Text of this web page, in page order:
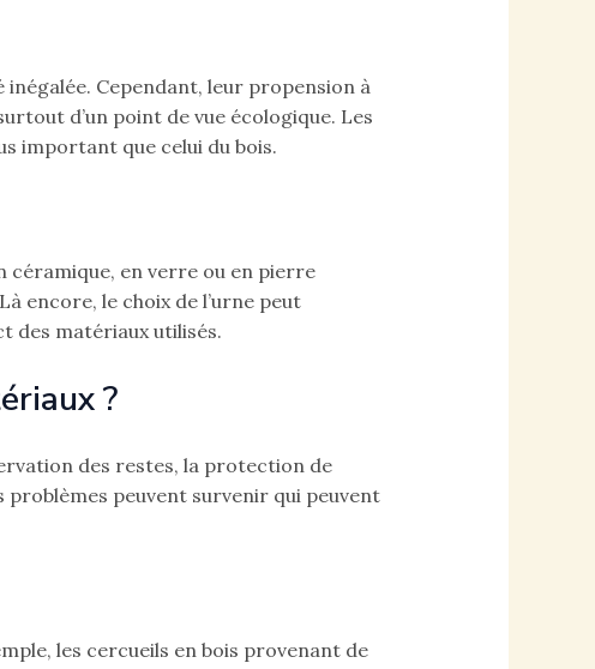
Cependant, leur propension à
d’un point de vue écologique. Les
important que celui du bois.
céramique, en verre ou en pierre
encore, le choix de l’urne peut
des matériaux utilisés.
?
des restes, la protection de
peuvent survenir qui peuvent
les cercueils en bois provenant de